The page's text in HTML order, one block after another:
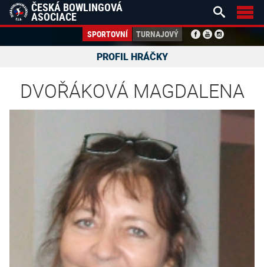
ČESKÁ BOWLINGOVÁ
ASOCIACE
SPORTOVNÍ TURNAJOVÝ
 
PROFIL HRÁČKY
DVOŘÁKOVÁ MAGDALENA